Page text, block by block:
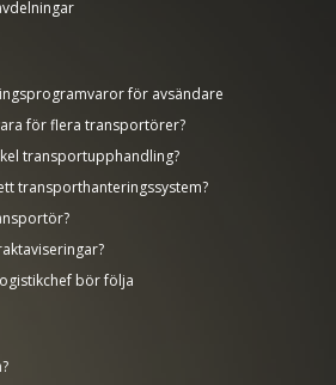
för avsändare
för flera transportörer?
transportupphandling?
transporthanteringssystem?
bör följa